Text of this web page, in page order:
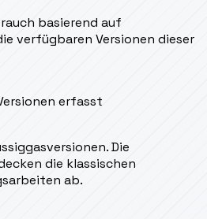
basierend auf
verfügbaren Versionen dieser
erfasst
Die
die klassischen
ab.